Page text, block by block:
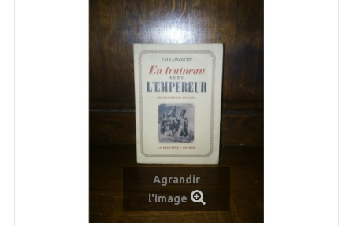
Agrandir
l'image